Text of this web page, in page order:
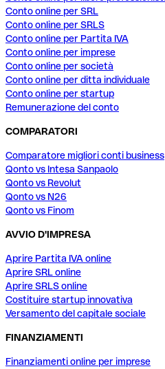
Conto online per SRL
Conto online per SRLS
Conto online per Partita IVA
Conto online per imprese
Conto online per società
Conto online per ditta individuale
Conto online per startup
Remunerazione del conto
COMPARATORI
Comparatore migliori conti business
Qonto vs Intesa Sanpaolo
Qonto vs Revolut
Qonto vs N26
Qonto vs Finom
AVVIO D'IMPRESA
Aprire Partita IVA online
Aprire SRL online
Aprire SRLS online
Costituire startup innovativa
Versamento del capitale sociale
FINANZIAMENTI
Finanziamenti online per imprese